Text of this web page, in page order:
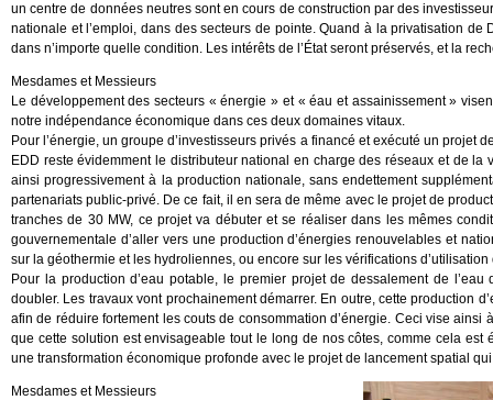
un centre de données neutres sont en cours de construction par des
nationale et l’emploi, dans des secteurs de pointe. Quand à la privatisation
dans n’importe quelle condition. Les intérêts de l’État seront préservés, et la
Mesdames et Messieurs
Le développement des secteurs « énergie » et « éau et assainissement »
notre indépendance économique dans ces deux domaines vitaux.
Pour l’énergie, un groupe d’investisseurs privés a financé et exécuté un projet
EDD reste évidemment le distributeur national en charge des réseaux et de
ainsi progressivement à la production nationale, sans endettement
partenariats public-privé. De ce fait, il en sera de même avec le projet de
tranches de 30 MW, ce projet va débuter et se réaliser dans les mêmes
gouvernementale d’aller vers une production d’énergies renouvelables et
sur la géothermie et les hydroliennes, ou encore sur les vérifications
Pour la production d’eau potable, le premier projet de dessalement de
doubler. Les travaux vont prochainement démarrer. En outre, cette production
afin de réduire fortement les couts de consommation d’énergie. Ceci vise
que cette solution est envisageable tout le long de nos côtes, comme cela
une transformation économique profonde avec le projet de lancement spatial qui
Mesdames et Messieurs